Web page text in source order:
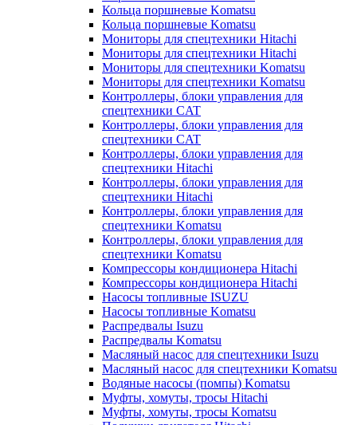
Кольца поршневые Komatsu
Кольца поршневые Komatsu
Мониторы для спецтехники Hitachi
Мониторы для спецтехники Hitachi
Мониторы для спецтехники Komatsu
Мониторы для спецтехники Komatsu
Контроллеры, блоки управления для
спецтехники CAT
Контроллеры, блоки управления для
спецтехники CAT
Контроллеры, блоки управления для
спецтехники Hitachi
Контроллеры, блоки управления для
спецтехники Hitachi
Контроллеры, блоки управления для
спецтехники Komatsu
Контроллеры, блоки управления для
спецтехники Komatsu
Компрессоры кондиционера Hitachi
Компрессоры кондиционера Hitachi
Насосы топливные ISUZU
Насосы топливные Komatsu
Распредвалы Isuzu
Распредвалы Komatsu
Масляный насос для спецтехники Isuzu
Масляный насос для спецтехники Komatsu
Водяные насосы (помпы) Komatsu
Муфты, хомуты, тросы Hitachi
Муфты, хомуты, тросы Komatsu